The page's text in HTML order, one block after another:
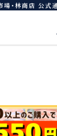
場･林商店 公式